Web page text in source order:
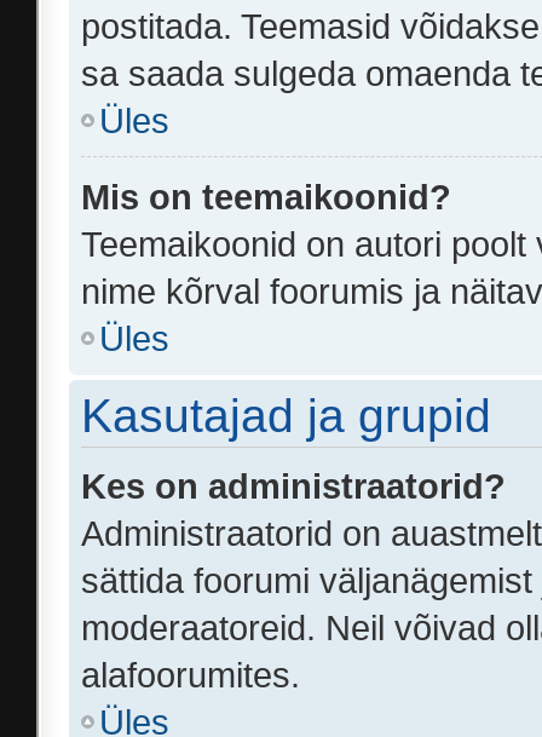
postitada. Teemasid
sa saada sulgeda omaenda
Üles
Mis on teemaikoonid?
Teemaikoonid on autori
nime kõrval foorumis ja
Üles
Kasutajad ja grupid
Kes on administraatorid?
Administraatorid on
sättida foorumi
moderaatoreid. Neil võivad
alafoorumites.
Üles